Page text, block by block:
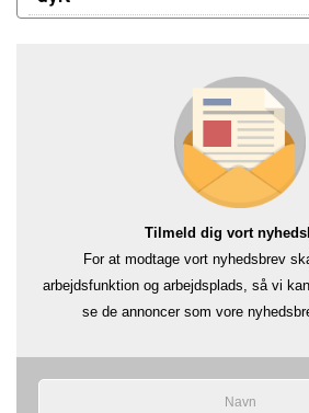
Tilmeld dig vort
For at modtage vort nyhedsbrev
arbejdsfunktion og arbejdsplads, så vi
se de annoncer som vore